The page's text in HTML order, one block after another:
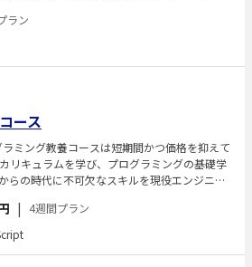
ラン
ース
ラミング教養コースは短期間かつ価格を抑えて
リキュラムを学び、プログラミングの基礎学
らの時代に不可欠なスキルを現役エンジニア
|
4週間プラン